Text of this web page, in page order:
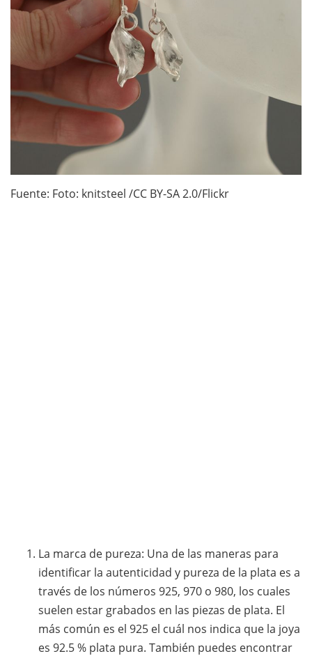
Fuente: Foto: knitsteel /CC BY-SA 2.0/Flickr
La marca de pureza: Una de las maneras para
identificar la autenticidad y pureza de la plata es a
través de los números 925, 970 o 980, los cuales
suelen estar grabados en las piezas de plata. El
más común es el 925 el cuál nos indica que la joya
es 92.5 % plata pura. También puedes encontrar